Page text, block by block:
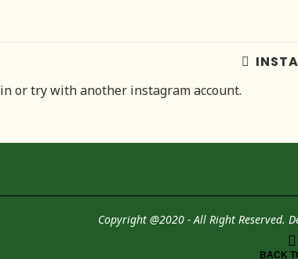
or try with another instagram account.
Copyright @2020 - All Right Reserved.
BACK